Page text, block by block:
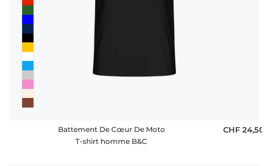
Battement De Cœur De Moto
T-shirt homme B&C
CHF 24,50